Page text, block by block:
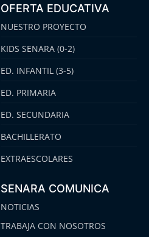
OFERTA EDUCATIVA
NUESTRO PROYECTO
KIDS SENARA (0-2)
ED. INFANTIL (3-5)
ED. PRIMARIA
ED. SECUNDARIA
BACHILLERATO
EXTRAESCOLARES
SENARA COMUNICA
NOTICIAS
TRABAJA CON NOSOTROS